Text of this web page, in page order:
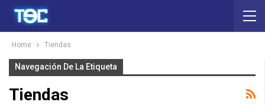
Home Tiendas
Navegación De La Etiqueta
Tiendas